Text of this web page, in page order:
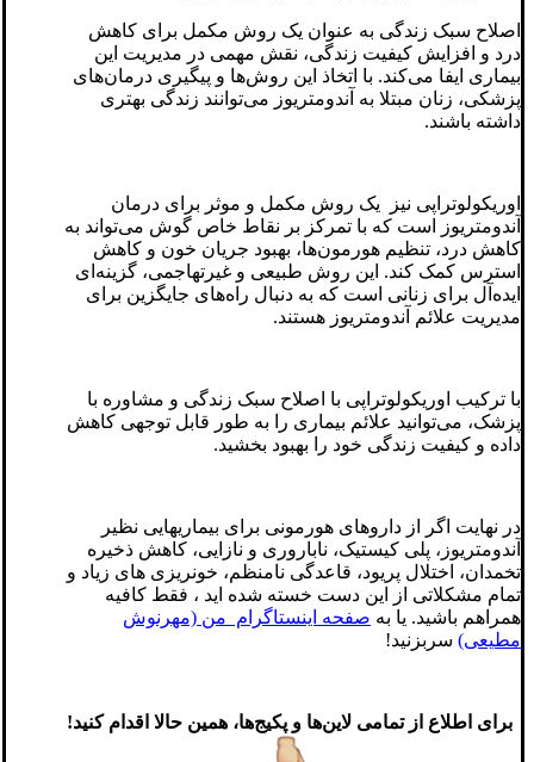
اصلاح سبک زندگی به عنوان یک روش مکمل برای کاهش
درد و افزایش کیفیت زندگی، نقش مهمی در مدیریت این
بیماری ایفا می‌کند. با اتخاذ این روش‌ها و پیگیری درمان‌های
پزشکی، زنان مبتلا به آندومتریوز می‌توانند زندگی بهتری
داشته باشند.
اوریکولوتراپی نیز یک روش مکمل و موثر برای درمان
آندومتریوز است که با تمرکز بر نقاط خاص گوش می‌تواند به
کاهش درد، تنظیم هورمون‌ها، بهبود جریان خون و کاهش
استرس کمک کند. این روش طبیعی و غیرتهاجمی، گزینه‌ای
ایده‌آل برای زنانی است که به دنبال راه‌های جایگزین برای
مدیریت علائم آندومتریوز هستند.
با ترکیب اوریکولوتراپی با اصلاح سبک زندگی و مشاوره با
پزشک، می‌توانید علائم بیماری را به طور قابل توجهی کاهش
داده و کیفیت زندگی خود را بهبود بخشید.
در نهایت اگر از داروهای هورمونی برای بیماریهایی نظیر
آندومتریوز، پلی کیستیک، ناباروری و نازایی، کاهش ذخیره
تخمدان، اختلال پریود، قاعدگی نامنظم، خونریزی های زیاد و
تمام مشکلاتی از این دست خسته شده اید ، فقط کافیه
همراهم باشید. یا به صفحه اینستاگرام من (مهرنوش
مطیعی) سربزنید!
برای اطلاع از تمامی لاین‌ها و پکیج‌ها، همین حالا اقدام کنید!